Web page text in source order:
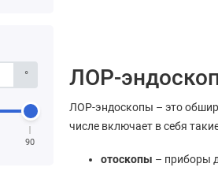
°
90
ЛОР-
ЛОР-эндоскопы – это
числе включает в себя
отоскопы – приборы